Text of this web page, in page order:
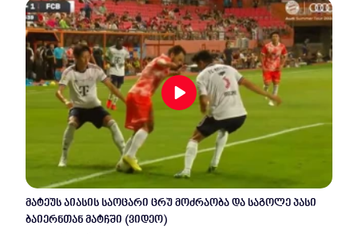
მატეუს აიასის საოცარი ცრუ მოძრაობა და საგოლე პასი
ბაიერნთან მატჩში (ვიდეო)